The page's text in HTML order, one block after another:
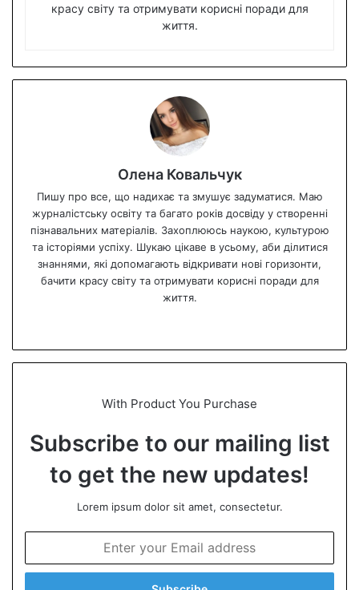
красу світу та отримувати корисні поради для
життя.
Олена Ковальчук
Пишу про все, що надихає та змушує задуматися. Маю
журналістську освіту та багато років досвіду у створенні
пізнавальних матеріалів. Захоплююсь наукою, культурою
та історіями успіху. Шукаю цікаве в усьому, аби ділитися
знаннями, які допомагають відкривати нові горизонти,
бачити красу світу та отримувати корисні поради для
життя.
te
With Product You Purchase
Subscribe to our mailing list
to get the new updates!
Lorem ipsum dolor sit amet, consectetur.
t